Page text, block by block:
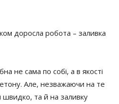
доросла робота – заливка
не сама по собі, а в якості
Але, незважаючи на те
швидко, та й на заливку